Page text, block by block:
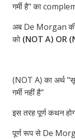
गर्मी है" का
अब De Morgan
को (NOT A) OR
(NOT A) का अर्थ
गर्मी नहीं है"
इस तरह पूर्ण कथन
पूर्ण रूप से De